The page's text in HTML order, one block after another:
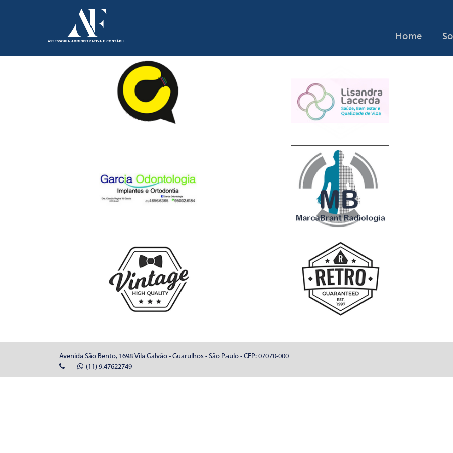
Home
Avenida São Bento, 1698 Vila Galvão - Guarulhos - São Paulo - CEP: 07070-000
(11) 9.47622749